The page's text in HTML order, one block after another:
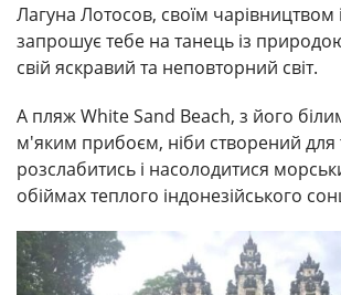
Лагуна Лотосов, своїм чарівництвом
запрошує тебе на танець із
свій яскравий та неповторний світ.
А пляж White Sand Beach, з його
м'яким прибоєм, ніби створений
розслабитись і насолодитися
обіймах теплого індонезійського